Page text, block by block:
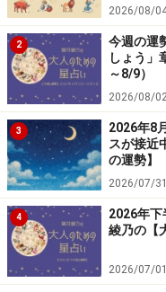
8位：みずがめ
18日生まれ）
2024年7月20日の運勢
争いごとは避けて。
ず。
＞【2024年下半期の
＞【過去の運勢】を見
2026/08/
2
今週の運
しょう」
～8/9）
2026/08/
3
2026年8
スが接近
の運勢】
2026/07/31
4
2026年下
綾乃の【
2026/07/01